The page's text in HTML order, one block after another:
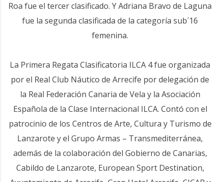
Roa fue el tercer clasificado. Y Adriana Bravo de Laguna
fue la segunda clasificada de la categoría sub´16
femenina.
La Primera Regata Clasificatoria ILCA 4 fue organizada
por el Real Club Náutico de Arrecife por delegación de
la Real Federación Canaria de Vela y la Asociación
Española de la Clase Internacional ILCA. Contó con el
patrocinio de los Centros de Arte, Cultura y Turismo de
Lanzarote y el Grupo Armas – Transmediterránea,
además de la colaboración del Gobierno de Canarias,
Cabildo de Lanzarote, European Sport Destination,